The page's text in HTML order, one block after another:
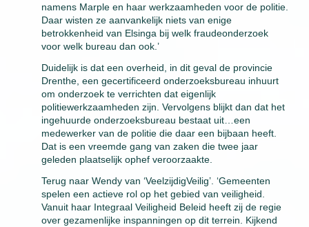
namens Marple en haar werkzaamheden voor de politie.
Daar wisten ze aanvankelijk niets van enige
betrokkenheid van Elsinga bij welk fraudeonderzoek
voor welk bureau dan ook.’
Duidelijk is dat een overheid, in dit geval de provincie
Drenthe, een gecertificeerd onderzoeksbureau inhuurt
om onderzoek te verrichten dat eigenlijk
politiewerkzaamheden zijn. Vervolgens blijkt dan dat het
ingehuurde onderzoeksbureau bestaat uit…een
medewerker van de politie die daar een bijbaan heeft.
Dat is een vreemde gang van zaken die twee jaar
geleden plaatselijk ophef veroorzaakte.
Terug naar Wendy van ‘VeelzijdigVeilig’. ‘Gemeenten
spelen een actieve rol op het gebied van veiligheid.
Vanuit haar Integraal Veiligheid Beleid heeft zij de regie
over gezamenlijke inspanningen op dit terrein. Kijkend